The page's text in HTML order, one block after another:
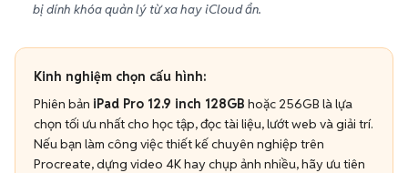
bị dính khóa quản lý từ xa hay iCloud ẩn.
Kinh nghiệm chọn cấu hình:
Phiên bản iPad Pro 12.9 inch 128GB hoặc 256GB là lựa
chọn tối ưu nhất cho học tập, đọc tài liệu, lướt web và giải trí.
Nếu bạn làm công việc thiết kế chuyên nghiệp trên
Procreate, dựng video 4K hay chụp ảnh nhiều, hãy ưu tiên